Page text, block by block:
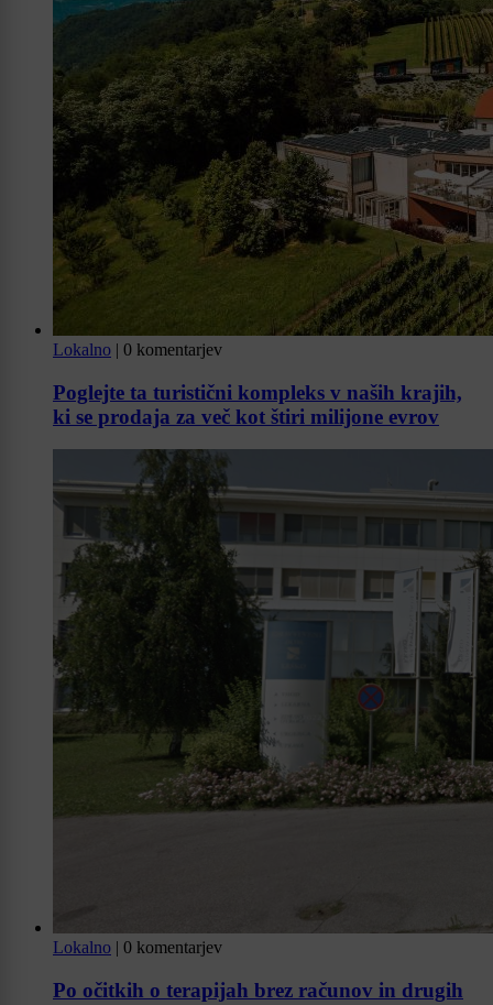
Lokalno | 0 komentarjev
Poglejte ta turistični kompleks v naših krajih,
ki se prodaja za več kot štiri milijone evrov
Lokalno | 0 komentarjev
Po očitkih o terapijah brez računov in drugih